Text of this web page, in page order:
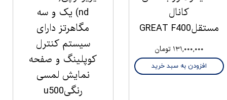
کانال
مستقلGREAT F400
۱۳۱,۰۰۰,۰۰۰ تومان
افزودن به سبد خرید
nd) یک و سه
مگاهرتز دارای
سیستم کنترل
کوپلینگ و صفحه
نمایش لمسی
رنگیu500